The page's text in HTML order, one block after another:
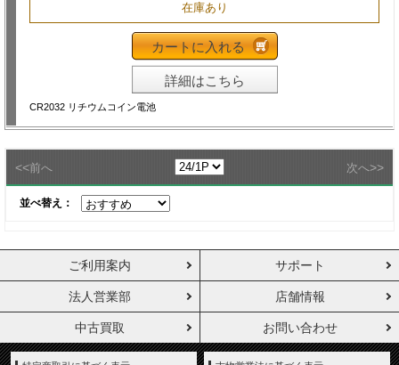
在庫あり
カートに入れる
詳細はこちら
CR2032 リチウムコイン電池
<<前へ 次へ>>
並べ替え：
ご利用案内 サポート
法人営業部 店舗情報
中古買取 お問い合わせ